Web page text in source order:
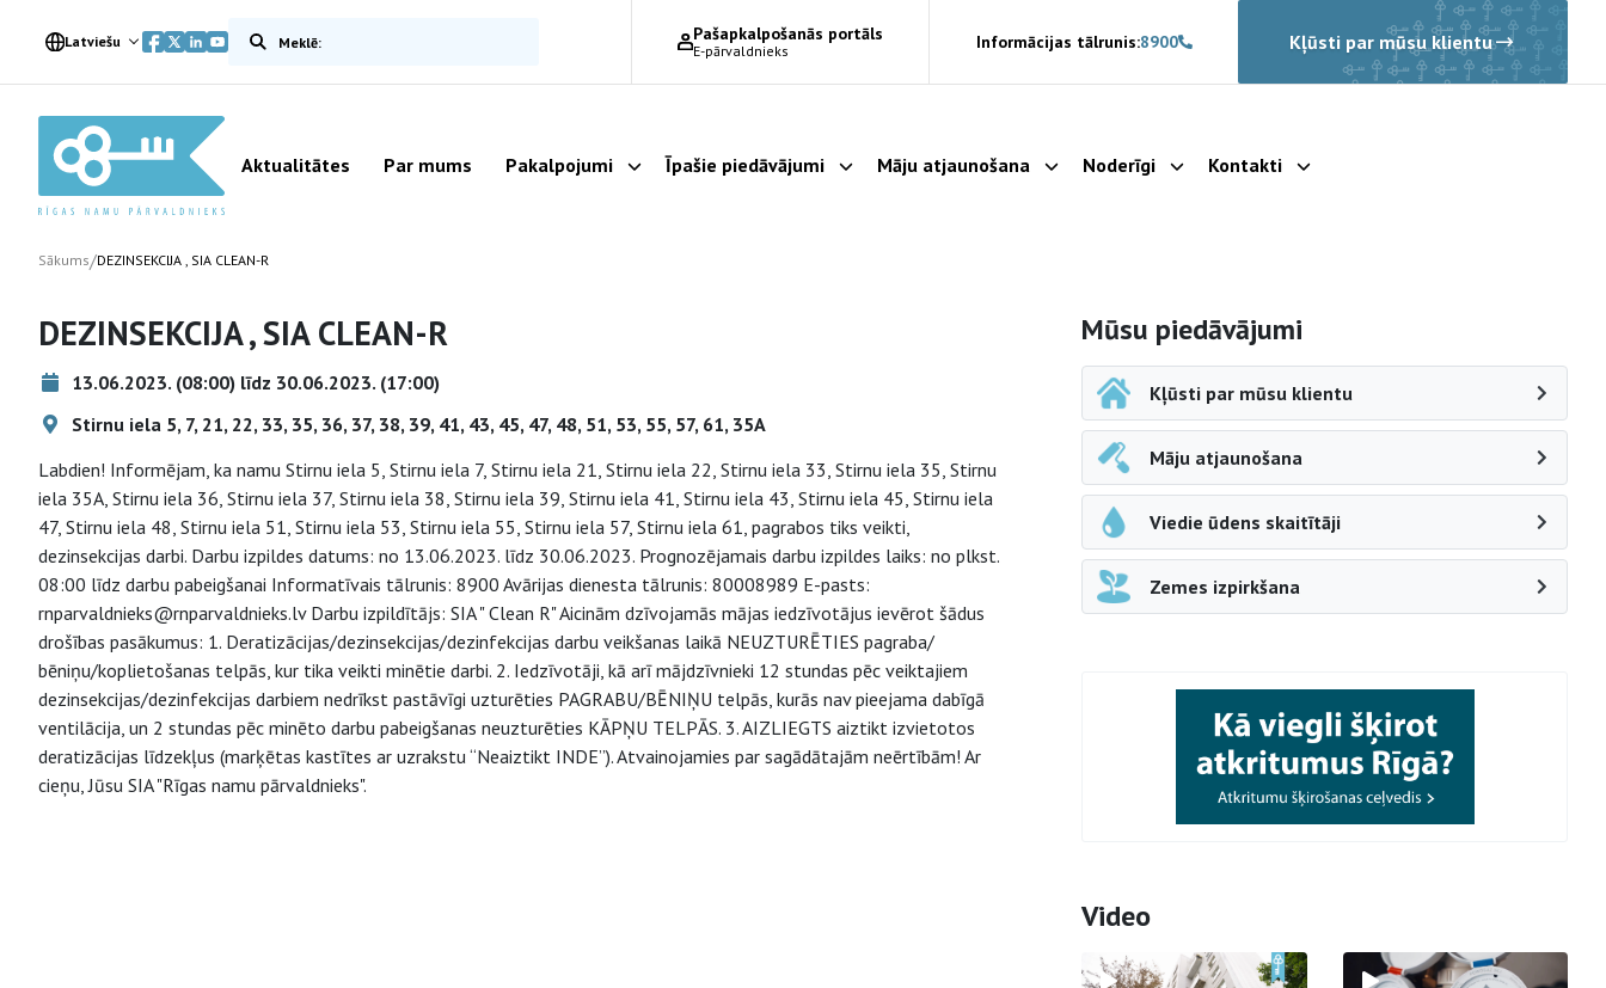
Latviešu Meklēt vietnē Pašapkalpošanās portāls
E-pārvaldnieks Informācijas tālrunis:8900 Kļūsti par mūsu klientu
Aktualitātes Par mums Pakalpojumi Parādīt apakšizvēlni
Īpašie piedāvājumi Parādīt apakšizvēlni
Māju atjaunošana Parādīt apakšizvēlni
Noderīgi Parādīt apakšizvēlni
Kontakti Parādīt apakšizvēlni
Sākums/DEZINSEKCIJA , SIA CLEAN-R
DEZINSEKCIJA , SIA CLEAN-R
13.06.2023. (08:00) līdz 30.06.2023. (17:00)
Stirnu iela 5, 7, 21, 22, 33, 35, 36, 37, 38, 39, 41, 43, 45, 47, 48, 51, 53, 55, 57, 61, 35A
Labdien! Informējam, ka namu Stirnu iela 5, Stirnu iela 7, Stirnu iela 21, Stirnu iela 22, Stirnu iela 33, Stirnu iela 35, Stirnu
iela 35A, Stirnu iela 36, Stirnu iela 37, Stirnu iela 38, Stirnu iela 39, Stirnu iela 41, Stirnu iela 43, Stirnu iela 45, Stirnu iela
47, Stirnu iela 48, Stirnu iela 51, Stirnu iela 53, Stirnu iela 55, Stirnu iela 57, Stirnu iela 61, pagrabos tiks veikti,
dezinsekcijas darbi. Darbu izpildes datums: no 13.06.2023. līdz 30.06.2023. Prognozējamais darbu izpildes laiks: no plkst.
08:00 līdz darbu pabeigšanai Informatīvais tālrunis: 8900 Avārijas dienesta tālrunis: 80008989 E-pasts:
rnparvaldnieks@rnparvaldnieks.lv Darbu izpildītājs: SIA " Clean R" Aicinām dzīvojamās mājas iedzīvotājus ievērot šādus
drošības pasākumus: 1. Deratizācijas/dezinsekcijas/dezinfekcijas darbu veikšanas laikā NEUZTURĒTIES pagraba/
bēniņu/koplietošanas telpās, kur tika veikti minētie darbi. 2. Iedzīvotāji, kā arī mājdzīvnieki 12 stundas pēc veiktajiem
dezinsekcijas/dezinfekcijas darbiem nedrīkst pastāvīgi uzturēties PAGRABU/BĒNIŅU telpās, kurās nav pieejama dabīgā
ventilācija, un 2 stundas pēc minēto darbu pabeigšanas neuzturēties KĀPŅU TELPĀS. 3. AIZLIEGTS aiztikt izvietotos
deratizācijas līdzekļus (marķētas kastītes ar uzrakstu “Neaiztikt INDE”). Atvainojamies par sagādātajām neērtībām! Ar
cieņu, Jūsu SIA "Rīgas namu pārvaldnieks".
Sāna navigācija
Mūsu piedāvājumi
Kļūsti par mūsu klientu
Māju atjaunošana
Viedie ūdens skaitītāji
Zemes izpirkšana
Video